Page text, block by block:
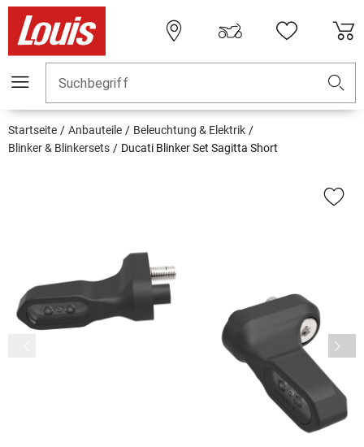
Suchbegriff
Startseite Anbauteile
Beleuchtung & Elektrik
Blinker & Blinkersets
Ducati Blinker Set Sagitta Short